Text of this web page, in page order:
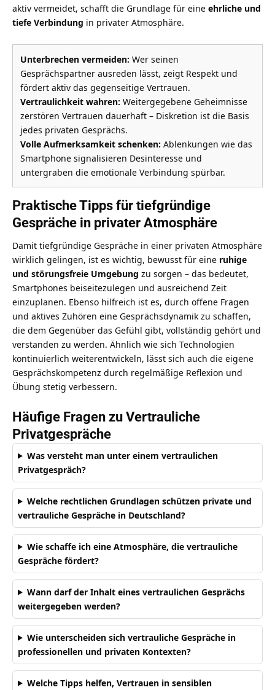
aktiv vermeidet, schafft die Grundlage für eine ehrliche und
tiefe Verbindung in privater Atmosphäre.
Unterbrechen vermeiden: Wer seinen
Gesprächspartner ausreden lässt, zeigt Respekt und
fördert aktiv das gegenseitige Vertrauen.
Vertraulichkeit wahren: Weitergegebene Geheimnisse
zerstören Vertrauen dauerhaft – Diskretion ist die Basis
jedes privaten Gesprächs.
Volle Aufmerksamkeit schenken: Ablenkungen wie das
Smartphone signalisieren Desinteresse und
untergraben die emotionale Verbindung spürbar.
Praktische Tipps für tiefgründige
Gespräche in privater Atmosphäre
Damit tiefgründige Gespräche in einer privaten Atmosphäre
wirklich gelingen, ist es wichtig, bewusst für eine ruhige
und störungsfreie Umgebung zu sorgen – das bedeutet,
Smartphones beiseitezulegen und ausreichend Zeit
einzuplanen. Ebenso hilfreich ist es, durch offene Fragen
und aktives Zuhören eine Gesprächsdynamik zu schaffen,
die dem Gegenüber das Gefühl gibt, vollständig gehört und
verstanden zu werden. Ähnlich wie sich Technologien
kontinuierlich weiterentwickeln, lässt sich auch die eigene
Gesprächskompetenz durch regelmäßige Reflexion und
Übung stetig verbessern.
Häufige Fragen zu Vertrauliche
Privatgespräche
Was versteht man unter einem vertraulichen
Privatgespräch?
Welche rechtlichen Grundlagen schützen private und
vertrauliche Gespräche in Deutschland?
Wie schaffe ich eine Atmosphäre, die vertrauliche
Gespräche fördert?
Wann darf der Inhalt eines vertraulichen Gesprächs
weitergegeben werden?
Wie unterscheiden sich vertrauliche Gespräche in
professionellen und privaten Kontexten?
Welche Tipps helfen, Vertrauen in sensiblen